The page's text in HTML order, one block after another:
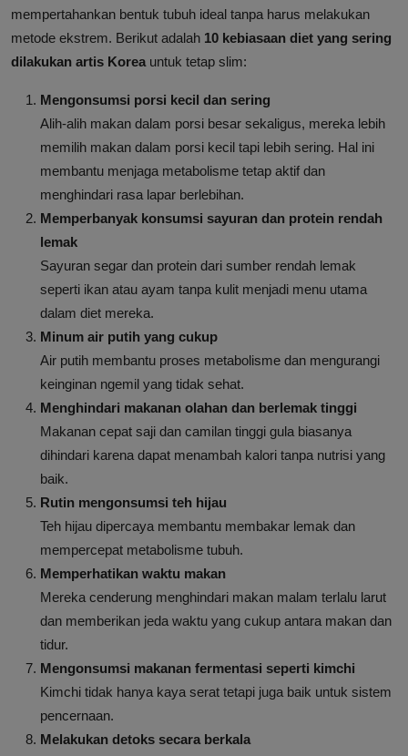
mempertahankan bentuk tubuh ideal tanpa harus melakukan
metode ekstrem. Berikut adalah 10 kebiasaan diet yang sering
dilakukan artis Korea untuk tetap slim:
Mengonsumsi porsi kecil dan sering
Alih-alih makan dalam porsi besar sekaligus, mereka lebih
memilih makan dalam porsi kecil tapi lebih sering. Hal ini
membantu menjaga metabolisme tetap aktif dan
menghindari rasa lapar berlebihan.
Memperbanyak konsumsi sayuran dan protein rendah
lemak
Sayuran segar dan protein dari sumber rendah lemak
seperti ikan atau ayam tanpa kulit menjadi menu utama
dalam diet mereka.
Minum air putih yang cukup
Air putih membantu proses metabolisme dan mengurangi
keinginan ngemil yang tidak sehat.
Menghindari makanan olahan dan berlemak tinggi
Makanan cepat saji dan camilan tinggi gula biasanya
dihindari karena dapat menambah kalori tanpa nutrisi yang
baik.
Rutin mengonsumsi teh hijau
Teh hijau dipercaya membantu membakar lemak dan
mempercepat metabolisme tubuh.
Memperhatikan waktu makan
Mereka cenderung menghindari makan malam terlalu larut
dan memberikan jeda waktu yang cukup antara makan dan
tidur.
Mengonsumsi makanan fermentasi seperti kimchi
Kimchi tidak hanya kaya serat tetapi juga baik untuk sistem
pencernaan.
Melakukan detoks secara berkala